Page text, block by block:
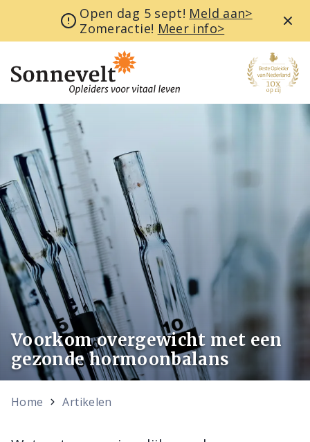
Open dag 5 sept! Meld aan>
Zomeractie! Meer info>
Voorkom overgewicht met een
gezonde hormoonbalans
Home Artikelen